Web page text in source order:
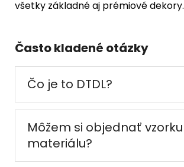
všetky základné aj prémiové dekory.
Často kladené otázky
Čo je to DTDL?
Môžem si objednať vzorku
materiálu?